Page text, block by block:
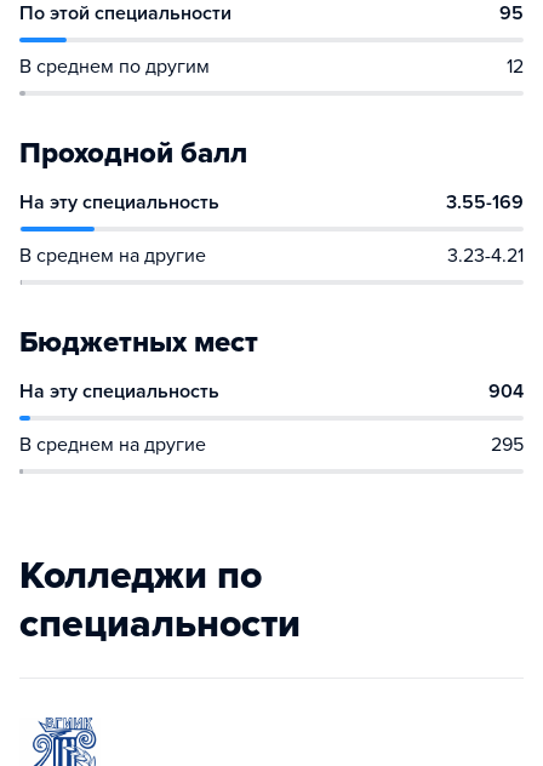
По этой специальности 95
В среднем по другим 12
Проходной балл
На эту специальность 3.55-169
В среднем на другие 3.23-4.21
Бюджетных мест
На эту специальность 904
В среднем на другие 295
Колледжи по
специальности